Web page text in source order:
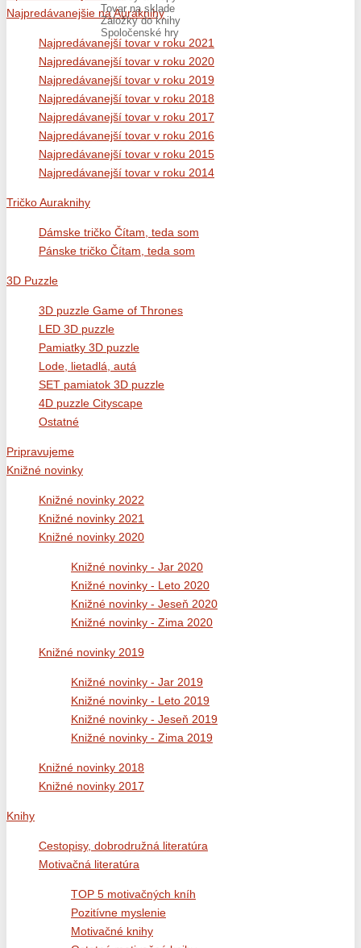
Tovar na sklade
Záložky do knihy
Spoločenské hry
Najpredávanejšie na Auraknihy
Najpredávanejší tovar v roku 2021
Najpredávanejší tovar v roku 2020
Najpredávanejší tovar v roku 2019
Najpredávanejší tovar v roku 2018
Najpredávanejší tovar v roku 2017
Najpredávanejší tovar v roku 2016
Najpredávanejší tovar v roku 2015
Najpredávanejší tovar v roku 2014
Tričko Auraknihy
Dámske tričko Čítam, teda som
Pánske tričko Čítam, teda som
3D Puzzle
3D puzzle Game of Thrones
LED 3D puzzle
Pamiatky 3D puzzle
Lode, lietadlá, autá
SET pamiatok 3D puzzle
4D puzzle Cityscape
Ostatné
Pripravujeme
Knižné novinky
Knižné novinky 2022
Knižné novinky 2021
Knižné novinky 2020
Knižné novinky - Jar 2020
Knižné novinky - Leto 2020
Knižné novinky - Jeseň 2020
Knižné novinky - Zima 2020
Knižné novinky 2019
Knižné novinky - Jar 2019
Knižné novinky - Leto 2019
Knižné novinky - Jeseň 2019
Knižné novinky - Zima 2019
Knižné novinky 2018
Knižné novinky 2017
Knihy
Cestopisy, dobrodružná literatúra
Motivačná literatúra
TOP 5 motivačných kníh
Pozitívne myslenie
Motivačné knihy